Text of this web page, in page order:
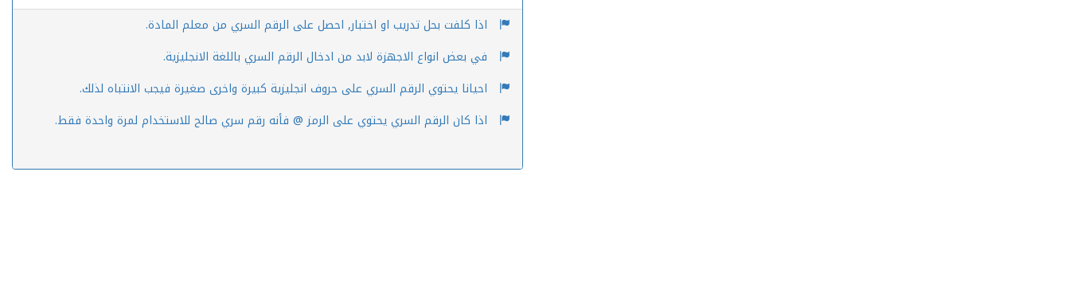
اذا كلفت بحل تدريب او اختبار, احصل على الرقم السري من معلم المادة.
في بعض انواع الاجهزة لابد من ادخال الرقم السري باللغة الانجليزية.
احيانا يحتوي الرقم السري على حروف انجليزية كبيرة واخرى صغيرة فيجب الانتباه لذلك.
اذا كان الرقم السري يحتوي على الرمز @ فأنه رقم سري صالح للاستخدام لمرة واحدة فقط.